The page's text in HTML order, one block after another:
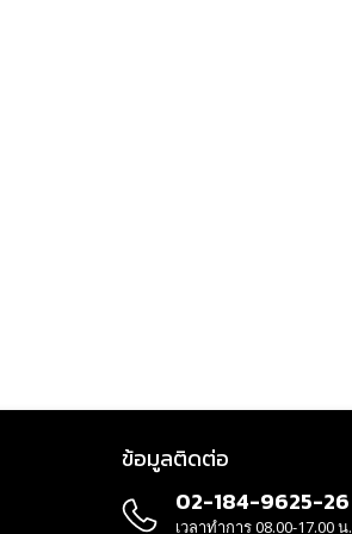
ข้อมูลติดต่อ
02-184-9625-26
เวลาทำการ 08.00-17.00 น.